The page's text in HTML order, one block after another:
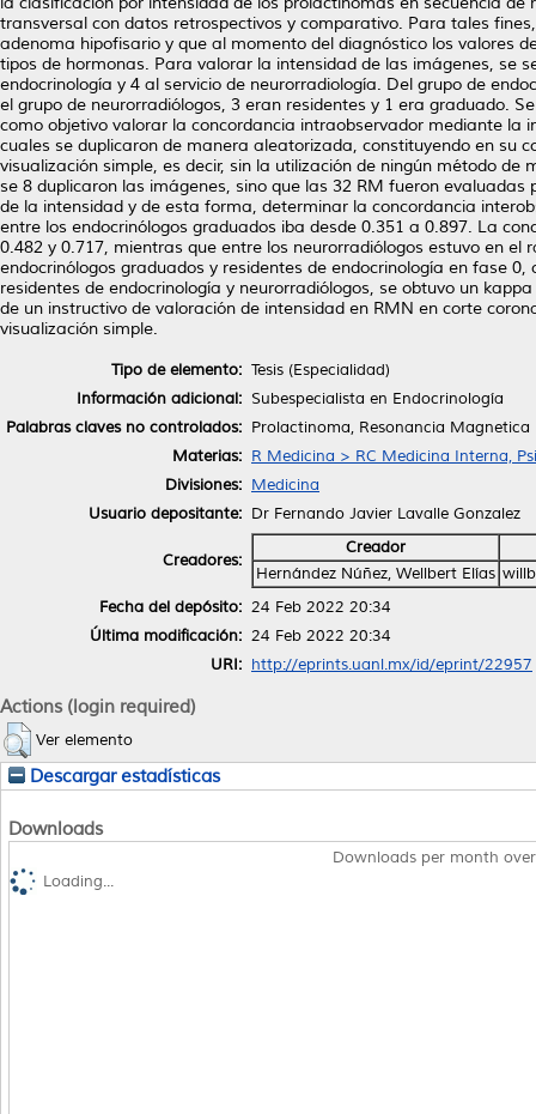
transversal con datos retrospectivos y comparativo. Para tales
adenoma hipofisario y que al momento del diagnóstico los valores
tipos de hormonas. Para valorar la intensidad de las imágenes, se
endocrinología y 4 al servicio de neurorradiología. Del grupo de
el grupo de neurorradiólogos, 3 eran residentes y 1 era graduado.
como objetivo valorar la concordancia intraobservador mediante la
cuales se duplicaron de manera aleatorizada, constituyendo en su
visualización simple, es decir, sin la utilización de ningún método
se 8 duplicaron las imágenes, sino que las 32 RM fueron
de la intensidad y de esta forma, determinar la concordancia
entre los endocrinólogos graduados iba desde 0.351 a 0.897. La
0.482 y 0.717, mientras que entre los neurorradiólogos estuvo en
endocrinólogos graduados y residentes de endocrinología en fase
residentes de endocrinología y neurorradiólogos, se obtuvo un
de un instructivo de valoración de intensidad en RMN en corte
visualización simple.
Tipo de elemento: Tesis (Especialidad)
Información adicional: Subespecialista en Endocrinología
Palabras claves no controlados: Prolactinoma, Resonancia Magnetica
Materias: R Medicina > RC Medicina Interna,
Divisiones: Medicina
Usuario depositante: Dr Fernando Javier Lavalle Gonzalez
Creadores:
Creador
Hernández Núñez, Wellbert Elías
Fecha del depósito: 24 Feb 2022 20:34
Última modificación: 24 Feb 2022 20:34
URI: http://eprints.uanl.mx/id/eprint/22957
Actions (login required)
Ver elemento
Descargar estadísticas
Downloads
Downloads per month
Loading...